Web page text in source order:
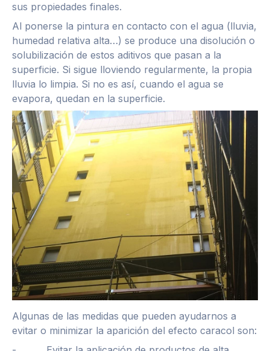
sus propiedades finales.
Al ponerse la pintura en contacto con el agua (lluvia,
humedad relativa alta…) se produce una disolución o
solubilización de estos aditivos que pasan a la
superficie. Si sigue lloviendo regularmente, la propia
lluvia lo limpia. Si no es así, cuando el agua se
evapora, quedan en la superficie.
Algunas de las medidas que pueden ayudarnos a
evitar o minimizar la aparición del efecto caracol son: